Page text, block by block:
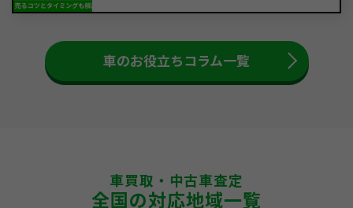
車のお役立ちコラム一覧
車買取・中古車査定
全国の対応地域一覧